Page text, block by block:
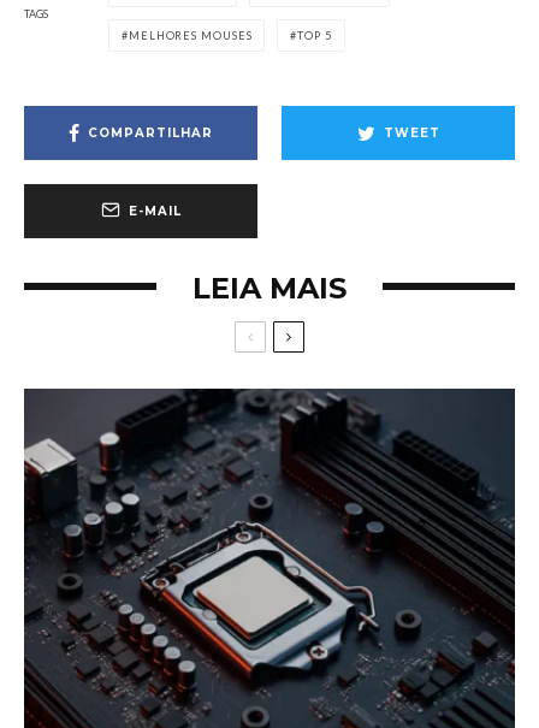
TAGS
MELHORES MOUSES TOP 5
COMPARTILHAR TWEET
E-MAIL
LEIA MAIS